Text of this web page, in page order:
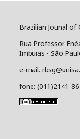
Brazilian Jounal of
Rua Professor
Imbuias - São
e-mail:
fone: (011)2141-